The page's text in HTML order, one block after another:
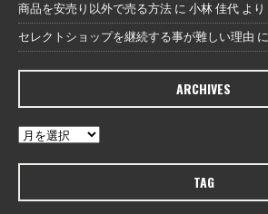
商品を安売り以外で売る方法 に 小林 佳代 より
セレクトショップを継続する事が難しい理由 に
ARCHIVES
TAG